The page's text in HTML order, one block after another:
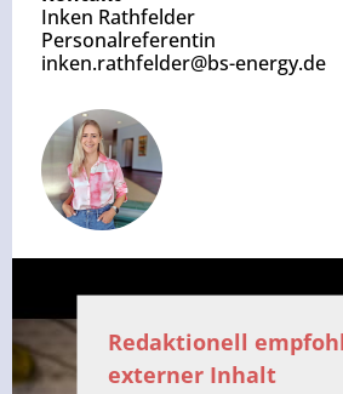
Inken Rathfelder
Personalreferentin
inken.rathfelder@bs-energy.de
Redaktionell
externer Inhalt